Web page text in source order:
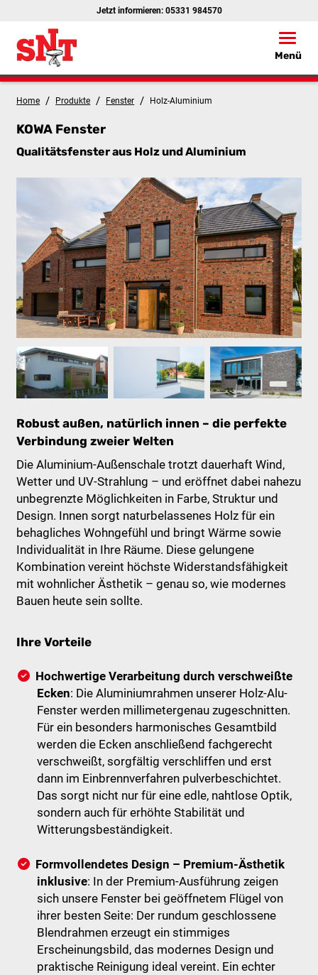
Jetzt informieren: 05331 984570
Menü
Home / Produkte / Fenster / Holz-Aluminium
KOWA Fenster
Qualitätsfenster aus Holz und Aluminium
Robust außen, natürlich innen – die perfekte
Verbindung zweier Welten
Die Aluminium-Außenschale trotzt dauerhaft Wind,
Wetter und UV-Strahlung – und eröffnet dabei nahezu
unbegrenzte Möglichkeiten in Farbe, Struktur und
Design. Innen sorgt naturbelassenes Holz für ein
behagliches Wohngefühl und bringt Wärme sowie
Individualität in Ihre Räume. Diese gelungene
Kombination vereint höchste Widerstandsfähigkeit
mit wohnlicher Ästhetik – genau so, wie modernes
Bauen heute sein sollte.
Ihre Vorteile
Hochwertige Verarbeitung durch verschweißte
Ecken: Die Aluminiumrahmen unserer Holz-Alu-
Fenster werden millimetergenau zugeschnitten.
Für ein besonders harmonisches Gesamtbild
werden die Ecken anschließend fachgerecht
verschweißt, sorgfältig verschliffen und erst
dann im Einbrennverfahren pulverbeschichtet.
Das sorgt nicht nur für eine edle, nahtlose Optik,
sondern auch für erhöhte Stabilität und
Witterungsbeständigkeit.
Formvollendetes Design – Premium-Ästhetik
inklusive: In der Premium-Ausführung zeigen
sich unsere Fenster bei geöffnetem Flügel von
ihrer besten Seite: Der rundum geschlossene
Blendrahmen erzeugt ein stimmiges
Erscheinungsbild, das modernes Design und
praktische Reinigung ideal vereint. Ein echter